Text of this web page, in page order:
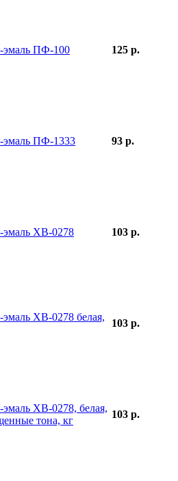
эмаль ПФ-100 125 р.
эмаль ПФ-1333 93 р.
эмаль ХВ-0278 103 р.
эмаль ХВ-0278 белая,
103 р.
эмаль ХВ-0278, белая,
тона, кг
103 р.